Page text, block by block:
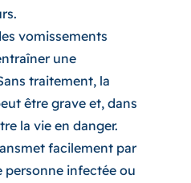
vomissements
une
traitement, la
être grave et, dans
la vie en danger.
facilement par
personne infectée ou